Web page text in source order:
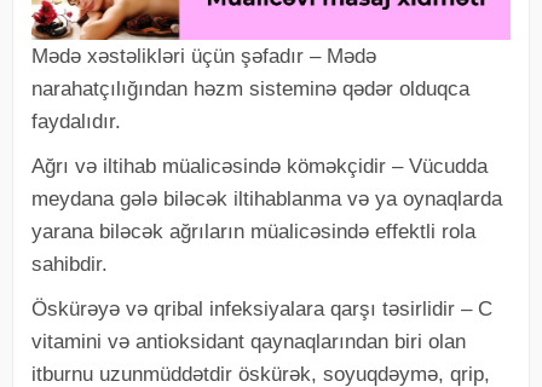
Mədə xəstəlikləri üçün şəfadır – Mədə
narahatçılığından həzm sisteminə qədər olduqca
faydalıdır.
Ağrı və iltihab müalicəsində köməkçidir – Vücudda
meydana gələ biləcək iltihablanma və ya oynaqlarda
yarana biləcək ağrıların müalicəsində effektli rola
sahibdir.
Öskürəyə və qribal infeksiyalara qarşı təsirlidir – C
vitamini və antioksidant qaynaqlarından biri olan
itburnu uzunmüddətdir öskürək, soyuqdəymə, qrip,